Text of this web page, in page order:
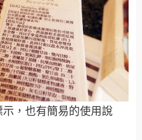
，也有簡易的使用說